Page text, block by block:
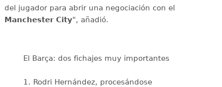
del jugador para abrir una negociación con el
Manchester City", añadió.
El Barça: dos fichajes muy importantes
1. Rodri Hernández, procesándose